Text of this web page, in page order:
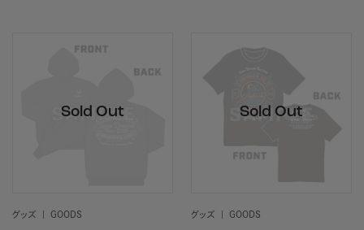
グッズ GOODS グッズ GOODS